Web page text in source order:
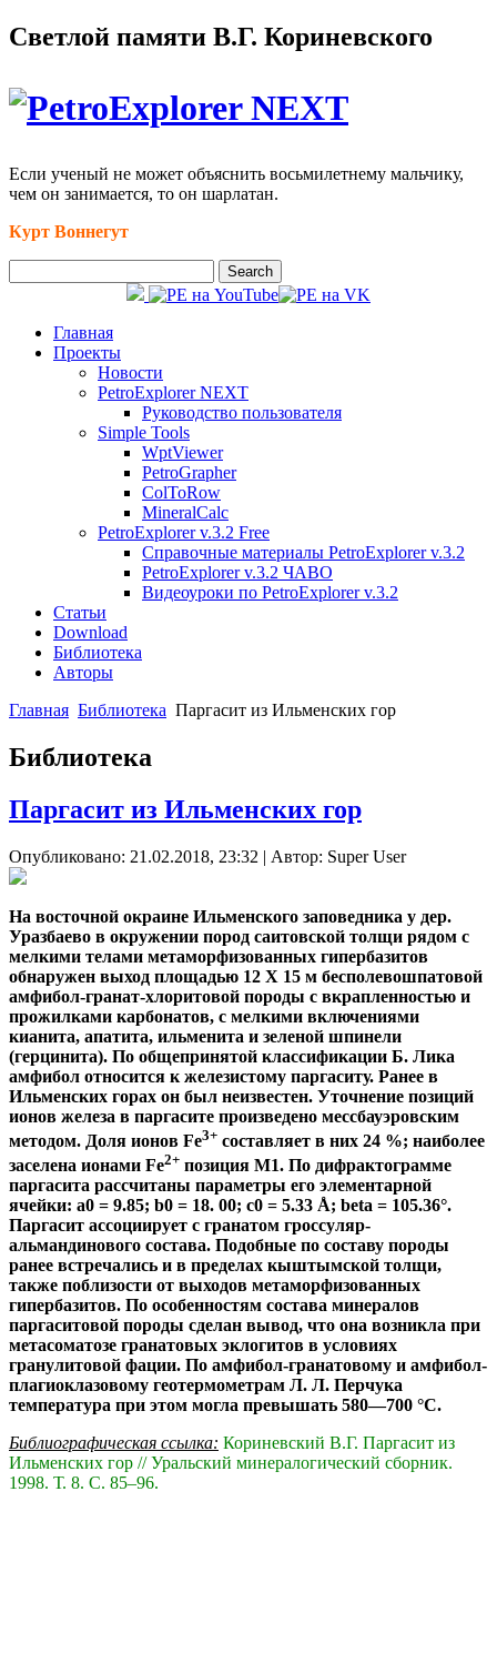
Светлой памяти В.Г. Кориневского
Если ученый не может объяснить восьмилетнему мальчику,
чем он занимается, то он шарлатан.
Курт Воннегут
Главная
Проекты
Новости
PetroExplorer NEXT
Руководство пользователя
Simple Tools
WptViewer
PetroGrapher
ColToRow
MineralCalc
PetroExplorer v.3.2 Free
Справочные материалы PetroExplorer v.3.2
PetroExplorer v.3.2 ЧАВО
Видеоуроки по PetroExplorer v.3.2
Статьи
Download
Библиотека
Авторы
Главная Библиотека Паргасит из Ильменских гор
Библиотека
Паргасит из Ильменских гор
Опубликовано: 21.02.2018, 23:32 | Автор: Super User
На восточной окраине Ильменского заповедника у дер.
Уразбаево в окружении пород саитовской толщи рядом с
мелкими телами метаморфизованных гипербазитов
обнаружен выход площадью 12 X 15 м бесполевошпатовой
амфибол-гранат-хлоритовой породы с вкрапленностью и
прожилками карбонатов, с мелкими включениями
кианита, апатита, ильменита и зеленой шпинели
(герцинита). По общепринятой классификации Б. Лика
амфибол относится к железистому паргаситу. Ранее в
Ильменских горах он был неизвестен. Уточнение позиций
ионов железа в паргасите произведено мессбауэровским
методом. Доля ионов Fe3+ составляет в них 24 %; наиболее
заселена ионами Fe2+ позиция М1. По дифрактограмме
паргасита рассчитаны параметры его элементарной
ячейки: a0 = 9.85; b0 = 18. 00; c0 = 5.33 Å; beta = 105.36°.
Паргасит ассоциирует с гранатом гроссуляр-
альмандинового состава. Подобные по составу породы
ранее встречались и в пределах кыштымской толщи,
также поблизости от выходов метаморфизованных
гипербазитов. По особенностям состава минералов
паргаситовой породы сделан вывод, что она возникла при
метасоматозе гранатовых эклогитов в условиях
гранулитовой фации. По амфибол-гранатовому и амфибол-
плагиоклазовому геотермометрам Л. Л. Перчука
температура при этом могла превышать 580—700 °С.
Библиографическая ссылка: Кориневский В.Г. Паргасит из
Ильменских гор // Уральский минералогический сборник.
1998. Т. 8. С. 85–96.